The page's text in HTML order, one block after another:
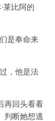
莱比阿的
是奉命来
，他是法
再回头看看
判断她想逃